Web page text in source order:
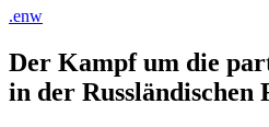
.enw
Der Kampf um die
in der Russländischen